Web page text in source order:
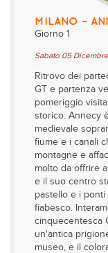
MILANO –
Giorno 1
Sabato 05 Dicembre
Ritrovo dei
GT e partenza
pomeriggio
storico. Annecy
medievale
fiume e i canali
montagne e
molto da offrire
e il suo centro
pastello e i
fiabesco.
cinquecentesca
un'antica
museo, e il